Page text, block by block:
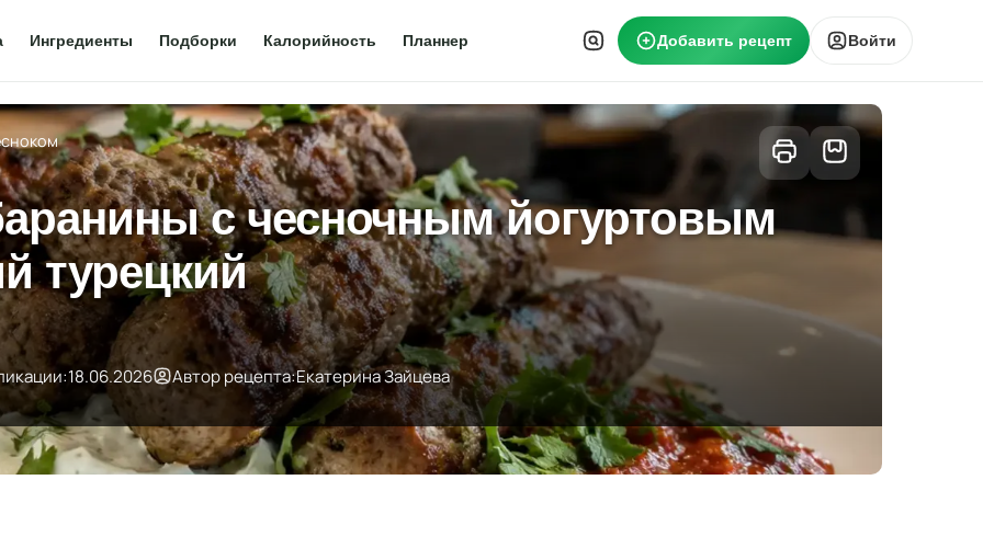
Ингредиенты Подборки Калорийность Планнер Добавить рецепт Войти
с чесночным йогуртовым
турецкий
18.06.2026 Автор рецепта:Екатерина Зайцева